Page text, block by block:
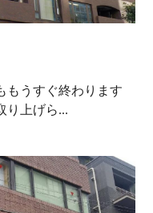
うすぐ終わります
り上げら...